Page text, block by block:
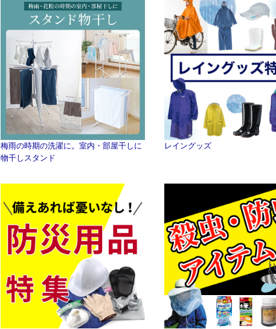
梅雨の時期の洗濯に。室内・部屋干しに
物干しスタンド
レイングッズ